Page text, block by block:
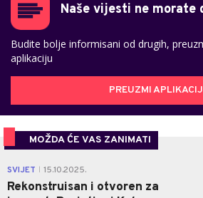
Naše vijesti ne morate
Budite bolje informisani od drugih,
aplikaciju
PREUZMI
MOŽDA ĆE VAS ZANIMATI
SVIJET 15.10.2025.
Rekonstruisan i otvoren za